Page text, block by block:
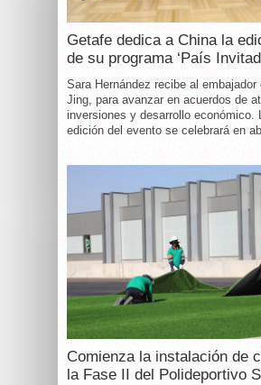
Getafe dedica a China la
de su programa ‘País
Sara Hernández recibe al embajador
Jing, para avanzar en acuerdos de
inversiones y desarrollo económico.
edición del evento se celebrará en
Comienza la instalación de
la Fase II del Polideportivo